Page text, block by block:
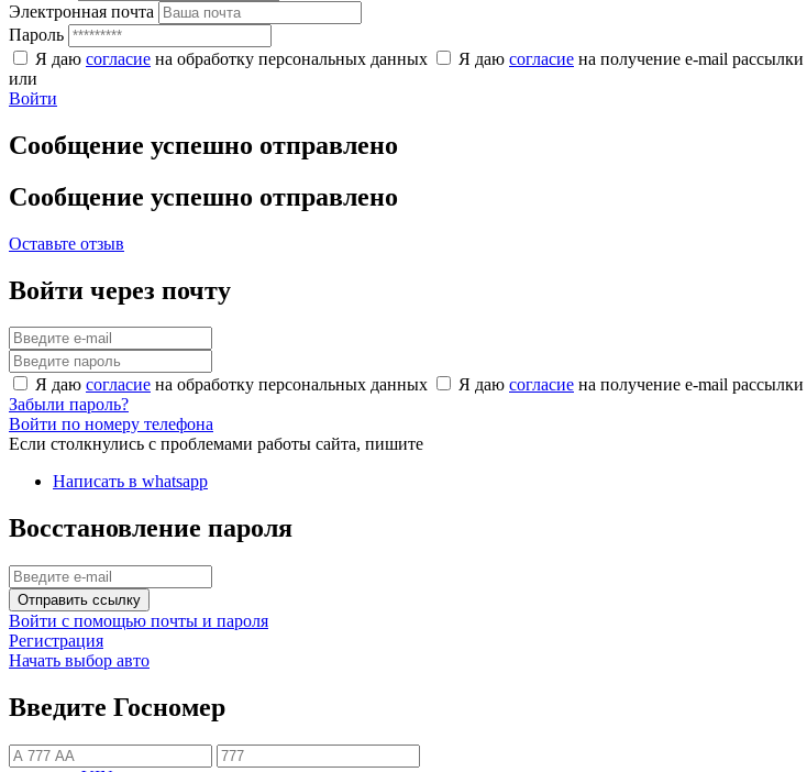
Электронная почта
Пароль
Я даю согласие на обработку персональных данных Я даю согласие на получение e-mail рассылки
или
Войти
Сообщение успешно отправлено
Сообщение успешно отправлено
Оставьте отзыв
Войти через почту
Я даю согласие на обработку персональных данных Я даю согласие на получение e-mail рассылки
Забыли пароль?
Войти по номеру телефона
Если столкнулись с проблемами работы сайта, пишите
Написать в whatsapp
Восстановление пароля
Отправить ссылку
Войти с помощью почты и пароля
Регистрация
Начать выбор авто
Введите Госномер